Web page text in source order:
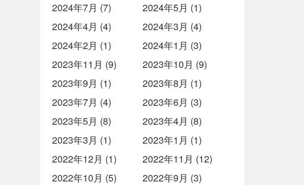
2024年7月 (7)
2024年5月 (1)
2024年4月 (4)
2024年3月 (4)
2024年2月 (1)
2024年1月 (3)
2023年11月 (9)
2023年10月 (9)
2023年9月 (1)
2023年8月 (1)
2023年7月 (4)
2023年6月 (3)
2023年5月 (8)
2023年4月 (8)
2023年3月 (1)
2023年1月 (1)
2022年12月 (1)
2022年11月 (12)
2022年10月 (5)
2022年9月 (3)